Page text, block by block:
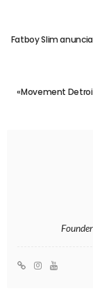
Fatboy Slim anuncia
«Movement